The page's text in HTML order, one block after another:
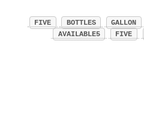
FIVE BOTTLES GALLON
AVAILABLE5
FIVE